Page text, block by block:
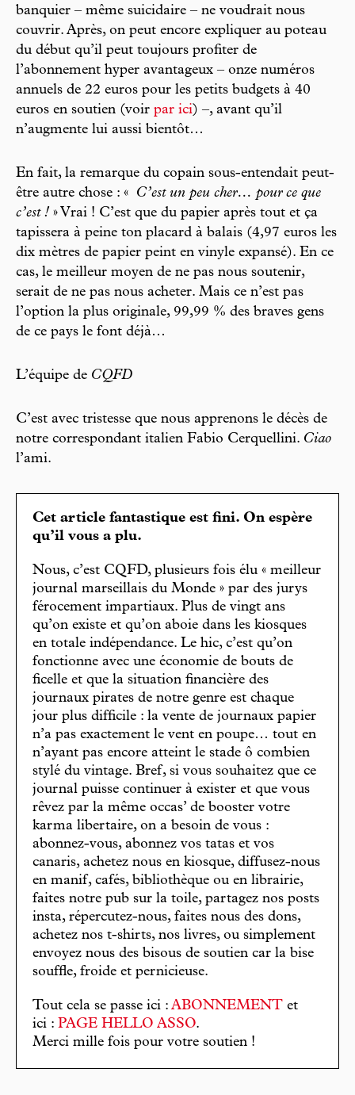
banquier – même suicidaire – ne voudrait nous
couvrir. Après, on peut encore expliquer au poteau
du début qu’il peut toujours profiter de
l’abonnement hyper avantageux – onze numéros
annuels de 22 euros pour les petits budgets à 40
euros en soutien (voir par ici) –, avant qu’il
n’augmente lui aussi bientôt…
En fait, la remarque du copain sous-entendait peut-
être autre chose : «
C’est un peu cher… pour ce que
c’est ! » Vrai ! C’est que du papier après tout et ça
tapissera à peine ton placard à balais (4,97 euros les
dix mètres de papier peint en vinyle expansé). En ce
cas, le meilleur moyen de ne pas nous soutenir,
serait de ne pas nous acheter. Mais ce n’est pas
l’option la plus originale, 99,99 % des braves gens
de ce pays le font déjà…
L’équipe de CQFD
C’est avec tristesse que nous apprenons le décès de
notre correspondant italien Fabio Cerquellini. Ciao
l’ami.
Cet article fantastique est fini. On espère
qu’il vous a plu.
Nous, c’est CQFD, plusieurs fois élu « meilleur
journal marseillais du Monde » par des jurys
férocement impartiaux. Plus de vingt ans
qu’on existe et qu’on aboie dans les kiosques
en totale indépendance. Le hic, c’est qu’on
fonctionne avec une économie de bouts de
ficelle et que la situation financière des
journaux pirates de notre genre est chaque
jour plus difficile : la vente de journaux papier
n’a pas exactement le vent en poupe… tout en
n’ayant pas encore atteint le stade ô combien
stylé du vintage. Bref, si vous souhaitez que ce
journal puisse continuer à exister et que vous
rêvez par la même occas’ de booster votre
karma libertaire, on a besoin de vous :
abonnez-vous, abonnez vos tatas et vos
canaris, achetez nous en kiosque, diffusez-nous
en manif, cafés, bibliothèque ou en librairie,
faites notre pub sur la toile, partagez nos posts
insta, répercutez-nous, faites nous des dons,
achetez nos t-shirts, nos livres, ou simplement
envoyez nous des bisous de soutien car la bise
souffle, froide et pernicieuse.
Tout cela se passe ici : ABONNEMENT et
ici : PAGE HELLO ASSO.
Merci mille fois pour votre soutien !